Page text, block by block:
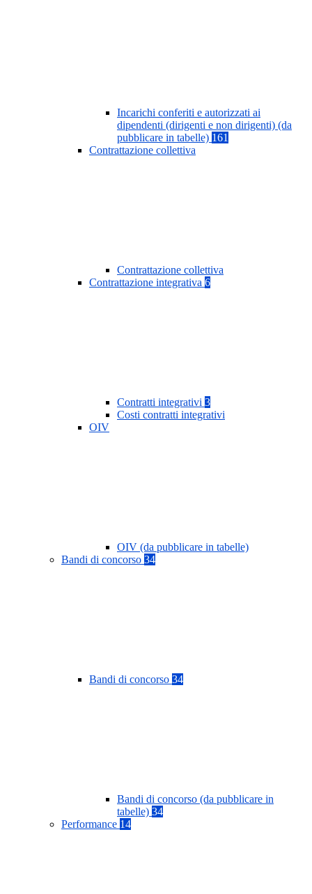
Incarichi conferiti e autorizzati ai
dipendenti (dirigenti e non dirigenti) (da
pubblicare in tabelle) 161
Contrattazione collettiva
Contrattazione collettiva
Contrattazione integrativa 6
Contratti integrativi 3
Costi contratti integrativi
OIV
OIV (da pubblicare in tabelle)
Bandi di concorso 34
Bandi di concorso 34
Bandi di concorso (da pubblicare in
tabelle) 34
Performance 14